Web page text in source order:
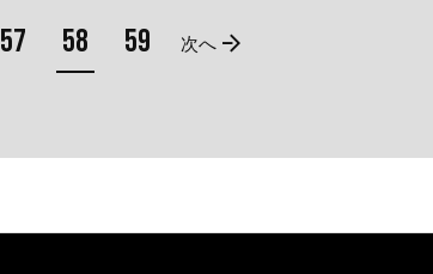
57 58 59 次へ